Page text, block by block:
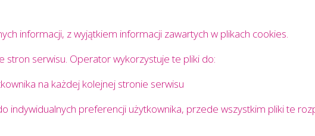
informacji, z wyjątkiem informacji zawartych w plikach cookies.
stron serwisu. Operator wykorzystuje te pliki do:
na każdej kolejnej stronie serwisu
preferencji użytkownika, przede wszystkim pliki te